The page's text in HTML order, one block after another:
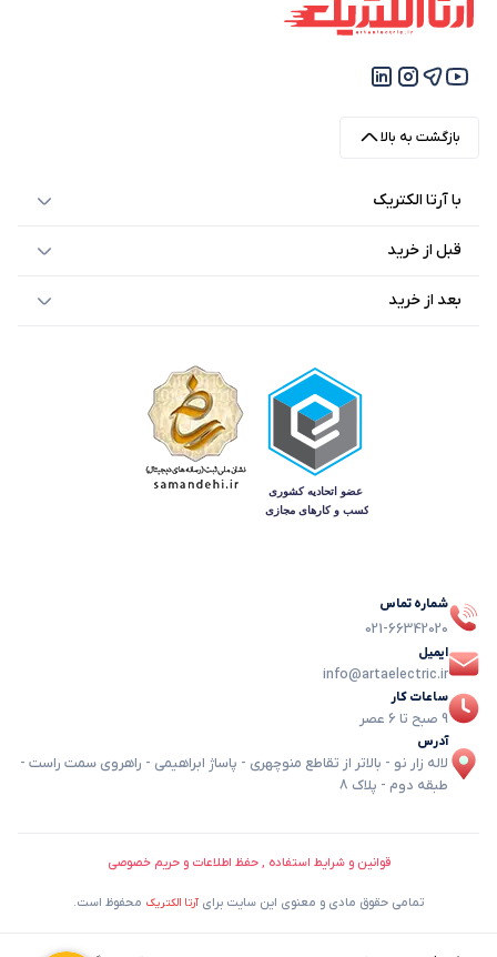
بازگشت به بالا
با آرتا الکتریک
قبل از خرید
بعد از خرید
شماره تماس
021-66342020
ایمیل
info@artaelectric.ir
ساعات کار
9 صبح تا 6 عصر
آدرس
لاله زار نو - بالاتر از تقاطع منوچهری - پاساژ ابراهیمی - راهروی سمت راست -
طبقه دوم - پلاک 8
قوانین و شرایط استفاده , حفظ اطلاعات و حریم خصوصی
تمامی حقوق مادی و معنوی این سایت برای آرتا الکتریک محفوظ است.